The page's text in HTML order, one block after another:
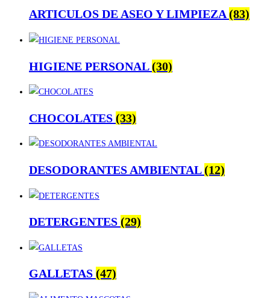
ARTICULOS DE ASEO Y LIMPIEZA(83)
HIGIENE PERSONAL(30)
CHOCOLATES (33)
DESODORANTES AMBIENTAL(12)
DETERGENTES (29)
GALLETAS (47)